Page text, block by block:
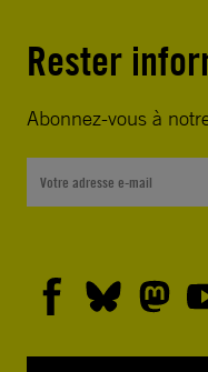
Rester
Abonnez-vous à